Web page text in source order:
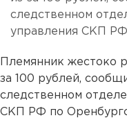
следственном
управления СКП РФ
Племянник жестоко
за 100 рублей,
следственном
СКП РФ по